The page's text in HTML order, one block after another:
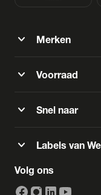
expand_more Merken
expand_more Voorraad
expand_more Snel naar
expand_more Labels van
Volg ons